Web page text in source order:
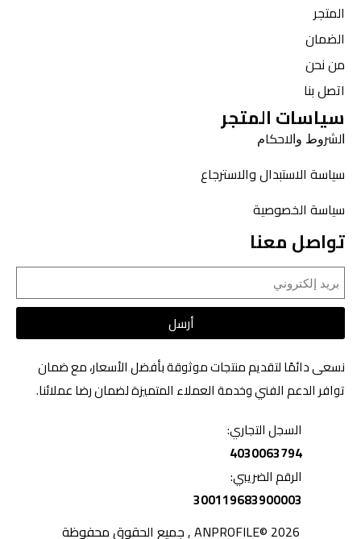
المتجر
الضمان
من نحن
اتصل بنا
سياسات المتجر
ﺍﻟﺸﺮﻭﻁ ﻭﺍﻻﺣﻜﺎﻡ
سياسة الاستبدال والاسترجاع
سياسة الخصوصية
تواصل معنا
أرسل
نسعى دائمًا لتقديم منتجات موثوقة بأفضل الأسعار، مع ضمان
توافر الدعم الفني وخدمة العملاء المتميزة لضمان رضا عملائنا.
السجل التجاري:
4030063794
الرقم الضريبي:
300119683900003
2026 ©ANPROFILE , جميع الحقوق محفوظة